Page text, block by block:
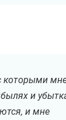
которыми
и
и мне